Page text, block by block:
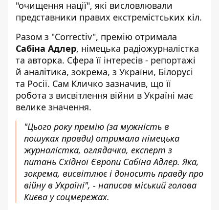
"очищення нації", які висловлювали
представники правих екстремістських кіл.
Разом з "Correctiv", премію отримала
Сабіна Адлер, німецька радіожурналістка
та авторка. Сфера її інтересів - репортажі
й аналітика, зокрема, з України, Білорусі
та Росії. Сам Кличко зазначив, що її
робота з висвітлення війни в Україні має
велике значення.
"Цього року премію (за мужність в
пошуках правди) отримала німецька
журналістка, оглядачка, експерт з
питань Східної Європи Сабіна Адлер. Яка,
зокрема, висвітлює і доносить правду про
війну в Україні", - написав міський голова
Києва у соцмережах.